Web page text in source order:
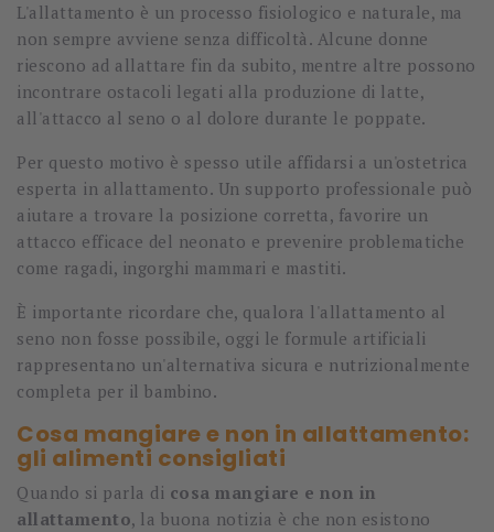
L'allattamento è un processo fisiologico e naturale, ma
non sempre avviene senza difficoltà. Alcune donne
riescono ad allattare fin da subito, mentre altre possono
incontrare ostacoli legati alla produzione di latte,
all'attacco al seno o al dolore durante le poppate.
Per questo motivo è spesso utile affidarsi a un'ostetrica
esperta in allattamento. Un supporto professionale può
aiutare a trovare la posizione corretta, favorire un
attacco efficace del neonato e prevenire problematiche
come ragadi, ingorghi mammari e mastiti.
È importante ricordare che, qualora l'allattamento al
seno non fosse possibile, oggi le formule artificiali
rappresentano un'alternativa sicura e nutrizionalmente
completa per il bambino.
Cosa mangiare e non in allattamento:
gli alimenti consigliati
Quando si parla di cosa mangiare e non in
allattamento, la buona notizia è che non esistono